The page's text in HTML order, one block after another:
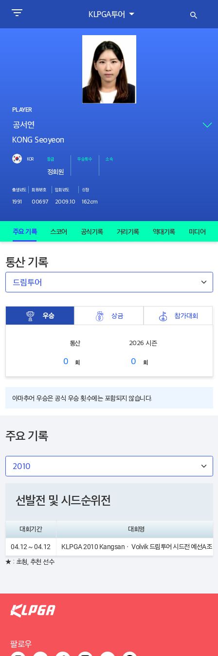
KLPGA투어
PLAYER
KONG Seoyeon
KOR 등급
정회원
우승횟수 소속
출생년도
1991
회원번호
00697
입회년도
2009.10
신장
162cm
주요 기록 스코어 공식기록 거리기록 역대기록 미디어
통산 기록
우승 상금 참가대회
통산
0 회
2026 시즌
0 회
아마추어 우승은 공식 우승 횟수에는 포함되지 않습니다.
주요 기록
선발전 및 시드순위전
대회기간 대회명
04.12 ~ 04.12 KLPGA 2010 Kangsanㆍ Volvik 드림투어 시드전 예선A조
★ : 초청, 추천 선수
팔로우